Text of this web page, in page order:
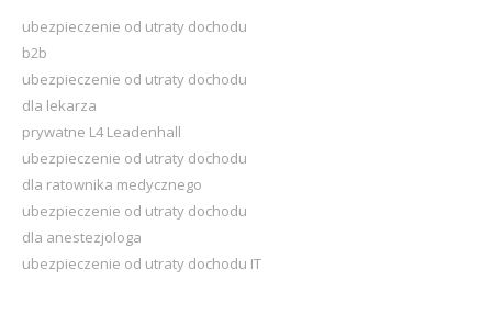
ubezpieczenie od utraty dochodu
b2b
ubezpieczenie od utraty dochodu
dla lekarza
prywatne L4 Leadenhall
ubezpieczenie od utraty dochodu
dla ratownika medycznego
ubezpieczenie od utraty dochodu
dla anestezjologa
ubezpieczenie od utraty dochodu IT